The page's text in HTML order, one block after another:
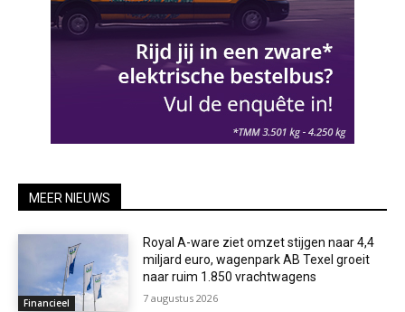
MEER NIEUWS
Financieel
Royal A-ware ziet omzet stijgen naar 4,4
miljard euro, wagenpark AB Texel groeit
naar ruim 1.850 vrachtwagens
7 augustus 2026